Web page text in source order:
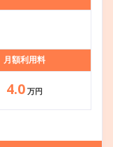
月額利用料
4.0 万円